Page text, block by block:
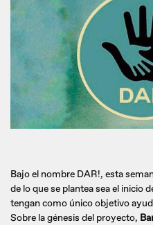
Bajo el nombre DAR!, esta
de lo que se plantea sea el inicio
tengan como único objetivo
Sobre la génesis del proyecto,